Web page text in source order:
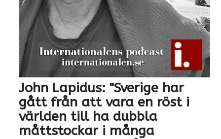
John Lapidus: "Sverige har
gått från att vara en röst i
världen till ha dubbla
måttstockar i många